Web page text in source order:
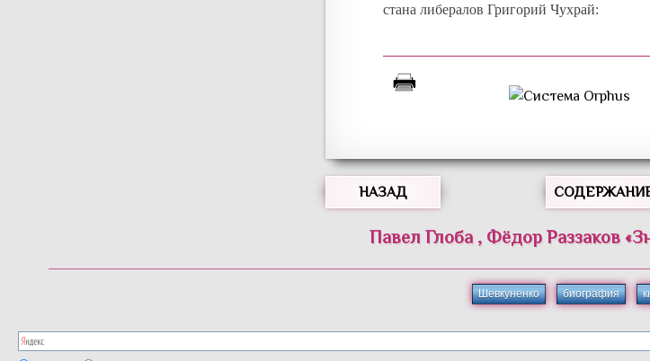
стана либералов Григорий Чухрай:
НАЗАД
Павел Глоба , Фёдор Раззаков«
Шевкуненко биография